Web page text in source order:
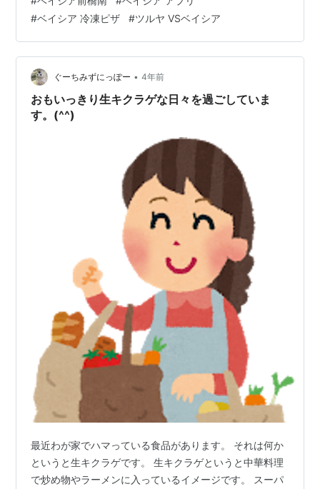
っているし・・帰り道寄ってみると(´⊙ω⊙`)・・・ 案の
定、値引きをしていました。ヽ(*＾ω＾*)ﾉ お弁当は3割
引、お惣菜も3割引、揚げ物類は半額、食パンなども半額
で売られていました。 流行る気持ちを抑えつつ、でも目
は泳いでいてどれにしようかなとうれしいお買い物で
す。 普段は夕方5時…
#ベイシア 冷凍ピザ #ツルヤ VSベイシア
ぐーちみずにっぽー • 4年前
おもいっきり生キクラゲな日々を過ごしていま
す。(^^)
最近わが家でハマっている食品があります。 それは何か
というと生キクラゲです。 生キクラゲというと中華料理
で炒め物やラーメンに入っているイメージです。 スーパ